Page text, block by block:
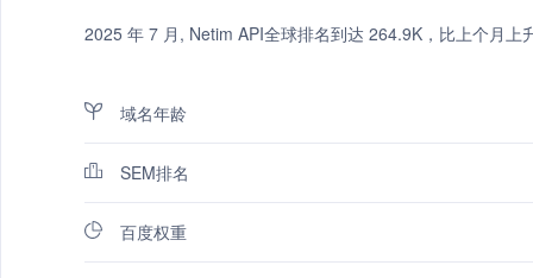
2025 年 7 月, Netim API全球排名到达 264.9K，比上个月
域名年龄
SEM排名
百度权重